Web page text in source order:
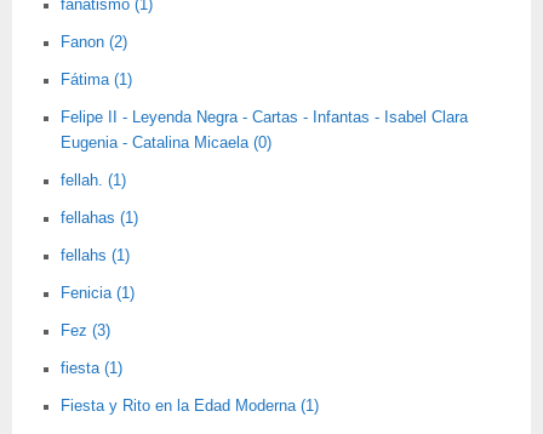
fanatismo (1)
Fanon (2)
Fátima (1)
Felipe II - Leyenda Negra - Cartas - Infantas - Isabel Clara
Eugenia - Catalina Micaela (0)
fellah. (1)
fellahas (1)
fellahs (1)
Fenicia (1)
Fez (3)
fiesta (1)
Fiesta y Rito en la Edad Moderna (1)